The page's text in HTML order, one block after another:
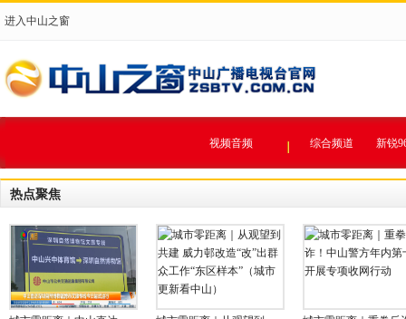
进入中山之窗
视频音频 综合频道 新锐
热点聚焦